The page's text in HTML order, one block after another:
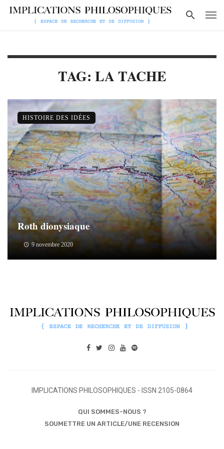
TAG: LA TACHE
Roth dionysiaque
9 novembre 2020
HISTOIRE DES IDÉES
IMPLICATIONS PHILOSOPHIQUES - ISSN 2105-0864
QUI SOMMES-NOUS ?
SOUMETTRE UN ARTICLE/UNE RECENSION